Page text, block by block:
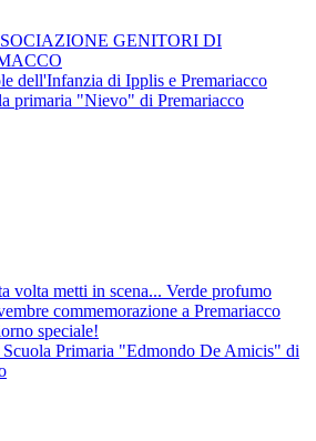
GENITORI DI
dell'Infanzia di Ipplis e Premariacco
primaria "Nievo" di Premariacco
volta metti in scena... Verde profumo
commemorazione a Premariacco
speciale!
Primaria "Edmondo De Amicis" di